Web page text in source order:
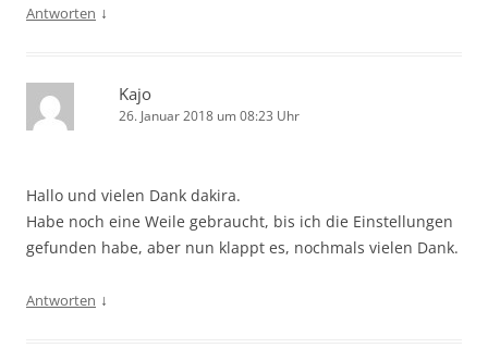
Antworten ↓
Kajo
26. Januar 2018 um 08:23 Uhr
Hallo und vielen Dank dakira.
Habe noch eine Weile gebraucht, bis ich die Einstellungen
gefunden habe, aber nun klappt es, nochmals vielen Dank.
Antworten ↓